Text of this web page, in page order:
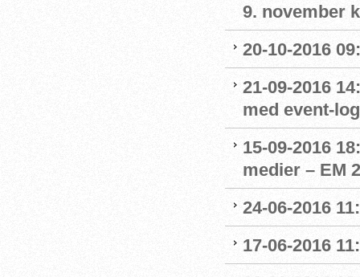
9. november
20-10-2016
21-09-2016
med event-
15-09-2016
medier – EM
24-06-2016
17-06-2016